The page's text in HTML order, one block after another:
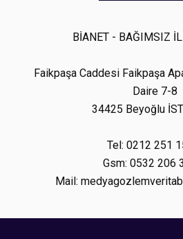
BİANET - BAĞIMSIZ
Faikpaşa Caddesi Faikpaşa
Daire 7-8
34425 Beyoğlu
Tel: 0212 251
Gsm: 0532 206
Mail: